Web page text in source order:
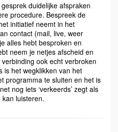
duidelijke afspraken
procedure. Bespreek de
initiatief neemt in het
contact (mail, live, weer
alles hebt besproken en
neem je netjes afscheid en
ook echt verbroken
is het wegklikken van het
programma te sluiten en het is
nog iets ‘verkeerds’ zegt als
luisteren.